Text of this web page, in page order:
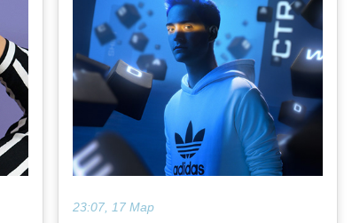
23:07, 17 Мар